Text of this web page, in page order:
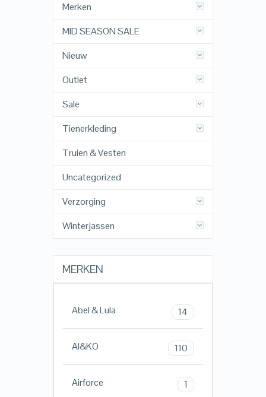
Merken
MID SEASON SALE
Nieuw
Outlet
Sale
Tienerkleding
Truien & Vesten
Uncategorized
Verzorging
Winterjassen
MERKEN
Abel & Lula 14
AI&KO 110
Airforce 1